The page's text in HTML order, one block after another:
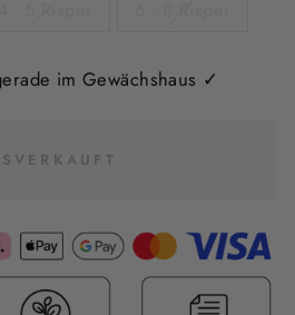
im Gewächshaus ✓